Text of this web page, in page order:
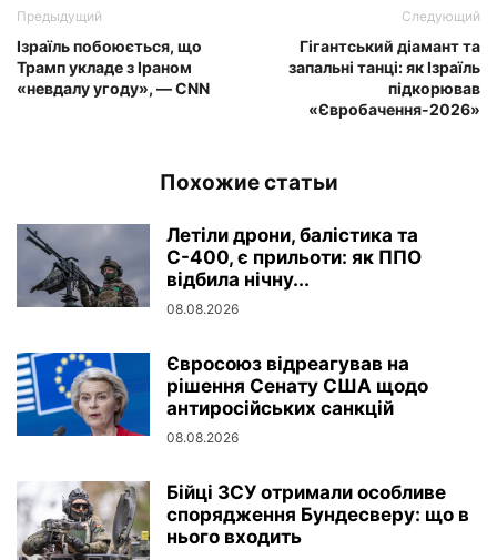
Предыдущий
Ізраїль побоюється, що
Трамп укладе з Іраном
«невдалу угоду», — CNN
Следующий
Гігантський діамант та
запальні танці: як Ізраїль
підкорював
«Євробачення-2026»
Похожие статьи
Летіли дрони, балістика та
С-400, є прильоти: як ППО
відбила нічну...
08.08.2026
Євросоюз відреагував на
рішення Сенату США щодо
антиросійських санкцій
08.08.2026
Бійці ЗСУ отримали особливе
спорядження Бундесверу: що в
нього входить